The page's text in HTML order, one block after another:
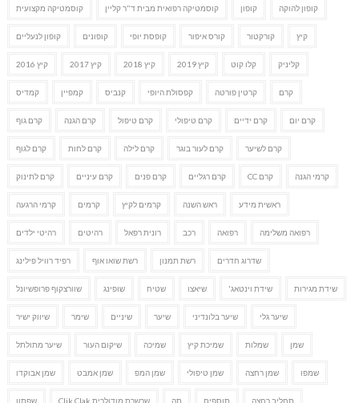
קוסמטיקה מקצועית קוסמטיקה רפואית מבית ד"ר קליין קופון קופון להוקה
קופון לנעליים קופונים קופסת יופי קורס איפור קורקטור קיץ
קיץ 2016 קיץ 2017 קיץ 2018 קיץ 2019 קלו קוט קליניק
קמדיס קמפיין קנביס קפסולת היופי קרטין פורטה קרם
קרם גוף קרם הגנה קרם טיפול קרם טיפולי קרם ידיים קרם יום
קרם לגוף קרם לחות קרם לילה קרם לעור בוגר קרם לשיער
קרם לתינוק קרם עיניים קרם פנים קרם רגליים קרם CC קרמי הגנה
קרמי הרגעה קרמים קרמים לקיץ ראש השנה ראשית מידע
רהיטי ילדים רהיטים רונית רפאל רכב רפואה רפואה משלימה
רפיד רוויל פילינג רשת שואו אוף רשת תמנון שדרוג חדרים
שוורצקוף פרופשיונל שופינג שטיח שיאצו שידת וינטאג' שידת מגירות
שיווק ישיר שימר שיניים שיער שיער בלונדיני שיער גלי
שיער מתולתל שיקום העור שמיכה שמיכת קיץ שמלות שמן
שמן אבוקדו שמן אמבט שמן המפ שמן טיפולי שמן רחצה שמפו
שפתון שרשרת מודולרית Clik Clak תה תוספים תחליב רחצה